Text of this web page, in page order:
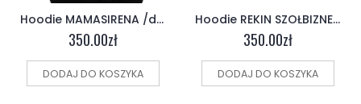
Hoodie MAMASIRENA /dwustronna/ czarna
350.00zł
DODAJ DO KOSZYKA
Hoodie REKIN SZOŁBIZNESU /dwustronna/ niebieska
350.00zł
DODAJ DO KOSZYKA